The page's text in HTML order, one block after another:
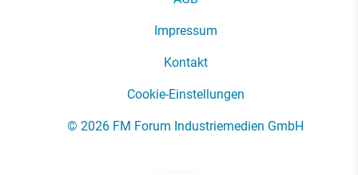
Impressum
Kontakt
Cookie-Einstellungen
© 2026 FM Forum Industriemedien GmbH